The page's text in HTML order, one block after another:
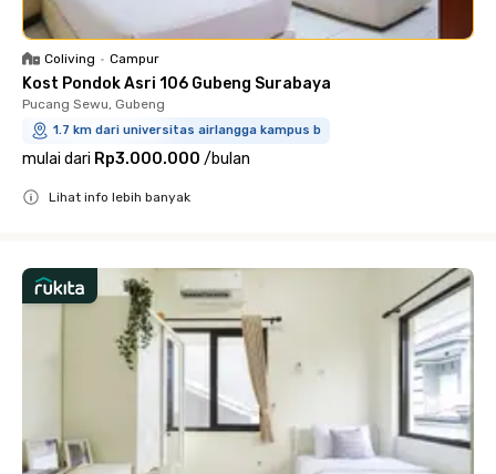
Coliving • Campur
Kost Pondok Asri 106 Gubeng Surabaya
Pucang Sewu, Gubeng
1.7 km dari universitas airlangga kampus b
mulai dari Rp3.000.000 /bulan
Lihat info lebih banyak